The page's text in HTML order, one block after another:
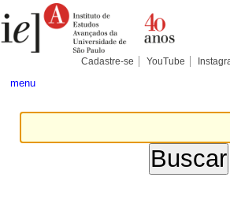
para
conteúdo.
Pessoais
Cadastre-se YouTube
menu